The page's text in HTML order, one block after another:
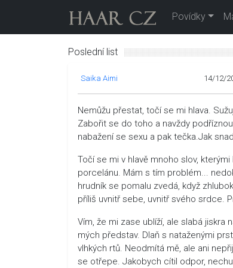
Povídky
Poslední list
Saika Aimi 14/12/
Nemůžu přestat, točí se mi hlava.
Zabořit se do toho a navždy
nabažení se sexu a pak tečka.Jak
Točí se mi v hlavě mnoho slov,
porcelánu. Mám s tím problém...
hrudník se pomalu zvedá, když
příliš uvnitř sebe, uvnitř svého srdce.
Vím, že mi zase ublíží, ale slabá jiskra
mých představ. Dlaň s nataženými
vlhkých rtů. Neodmítá mě, ale ani
se otřepe. Jakobych cítil odpor,